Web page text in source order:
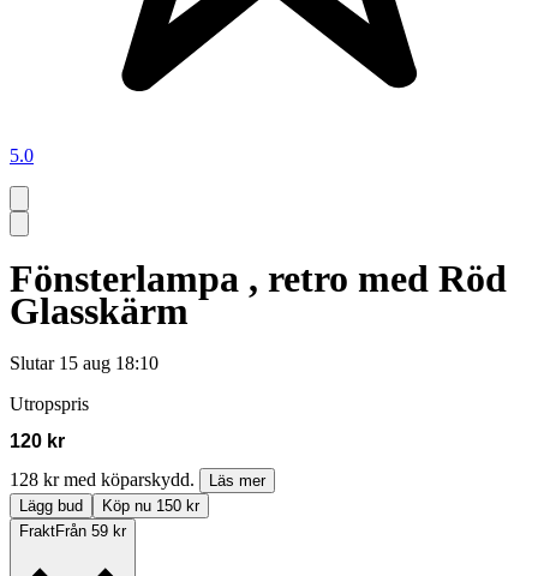
5.0
Fönsterlampa , retro med Röd
Glasskärm
Slutar 15 aug 18:10
Utropspris
120 kr
128 kr med köparskydd.
Läs mer
Lägg bud
Köp nu 150 kr
FraktFrån 59 kr